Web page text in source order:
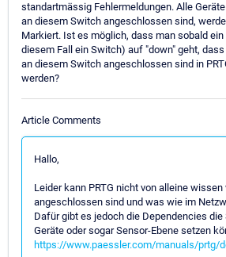
standartmässig Fehlermeldungen. Alle
an diesem Switch angeschlossen sind,
Markiert. Ist es möglich, dass man sobald
diesem Fall ein Switch) auf "down" geht,
an diesem Switch angeschlossen sind in
werden?
Article Comments
Hallo,
Leider kann PRTG nicht von alleine
angeschlossen sind und was wie im
Dafür gibt es jedoch die Dependencies die
Geräte oder sogar Sensor-Ebene setzen
https://www.paessler.com/manuals/prtg/